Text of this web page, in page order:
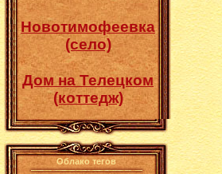
Новотимофеевка
(село)
Дом на Телецком
(коттедж)
Облако тегов